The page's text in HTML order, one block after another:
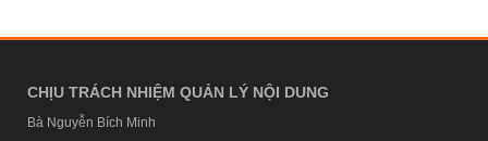
CHỊU TRÁCH NHIỆM QUẢN LÝ NỘI DUNG
Bà Nguyễn Bích Minh